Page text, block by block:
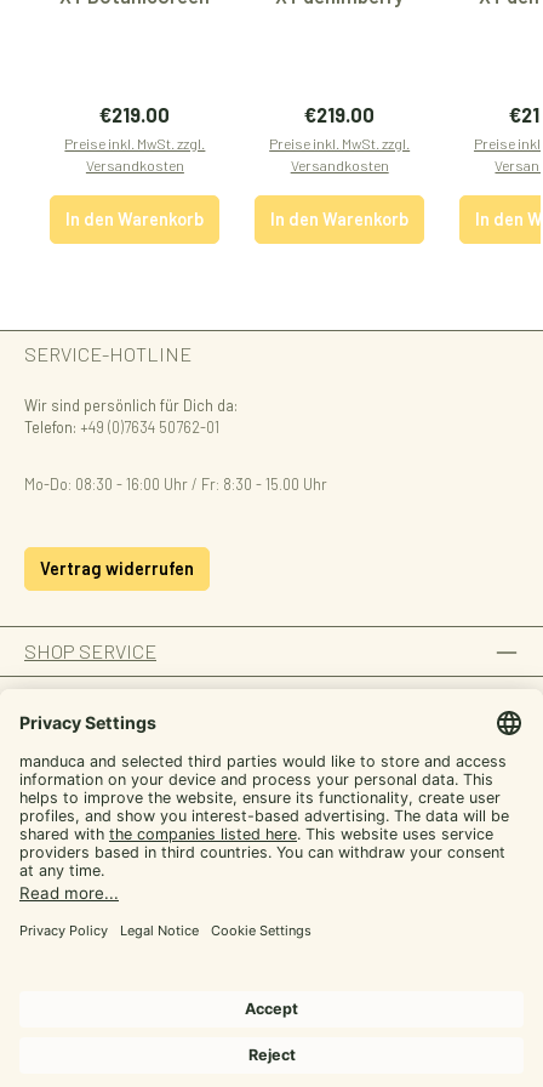
Regulärer Preis:
€219.00
Preise inkl. MwSt. zzgl.
Versandkosten
In den Warenkorb
Regulärer Preis:
€219.00
Preise inkl. MwSt. zzgl.
Versandkosten
In den Warenkorb
Preise
In den
SERVICE-HOTLINE
Wir sind persönlich für Dich da:
Telefon: +49 (0)7634 50762-01
Mo-Do: 08:30 - 16:00 Uhr / Fr: 8:30 - 15.00 Uhr
Vertrag widerrufen
SHOP SERVICE
ZAHLUNGSARTEN
SICHER EINKAUFEN
UNSERE COMMUNITIES
Alle Preise inkl. gesetzl. Mehrwertsteuer zzgl.
Nachnahmegebühren, wenn nicht anders angegeben.